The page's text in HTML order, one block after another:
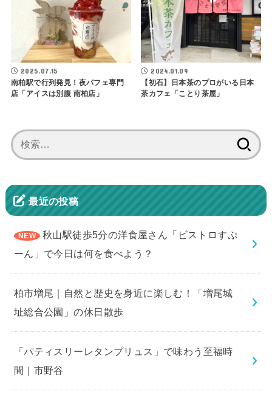
2025.07.15
南柏駅で行列発見！夜パフェ専門
店「アイスは別腹 南柏店」
2024.01.09
【初石】日本茶のプロがいる日本
茶カフェ「ことり茶屋」
索:
最近の投稿
秋山駅徒歩5分の洋食屋さん「ビストロすぷ
ーん」で今日は何を食べよう？
柏市増尾｜自然と歴史を身近に楽しむ！「増尾城
址総合公園」の休日散歩
「パティスリーレタンプリュス」で味わう至福時
間｜市野谷